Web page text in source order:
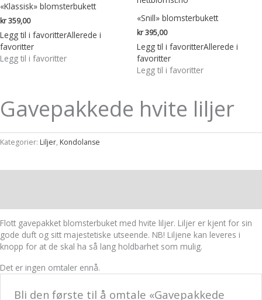
«Klassisk» blomsterbukett
kr359,00
Legg til i favoritterAllerede i
favoritter
Legg til i favoritter
«Snill» blomsterbukett
kr395,00
Legg til i favoritterAllerede i
favoritter
Legg til i favoritter
Gavepakkede hvite liljer
Kategorier: Liljer, Kondolanse
Flott gavepakket blomsterbuket med hvite liljer. Liljer er kjent for sin
gode duft og sitt majestetiske utseende. NB! Liljene kan leveres i
knopp for at de skal ha så lang holdbarhet som mulig.
Det er ingen omtaler ennå.
Bli den første til å omtale «Gavepakkede